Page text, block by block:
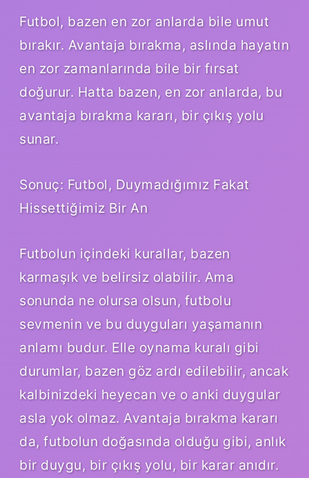
Futbol, bazen en zor anlarda bile umut
bırakır. Avantaja bırakma, aslında hayatın
en zor zamanlarında bile bir fırsat
doğurur. Hatta bazen, en zor anlarda, bu
avantaja bırakma kararı, bir çıkış yolu
sunar.
Sonuç: Futbol, Duymadığımız Fakat
Hissettiğimiz Bir An
Futbolun içindeki kurallar, bazen
karmaşık ve belirsiz olabilir. Ama
sonunda ne olursa olsun, futbolu
sevmenin ve bu duyguları yaşamanın
anlamı budur. Elle oynama kuralı gibi
durumlar, bazen göz ardı edilebilir, ancak
kalbinizdeki heyecan ve o anki duygular
asla yok olmaz. Avantaja bırakma kararı
da, futbolun doğasında olduğu gibi, anlık
bir duygu, bir çıkış yolu, bir karar anıdır.